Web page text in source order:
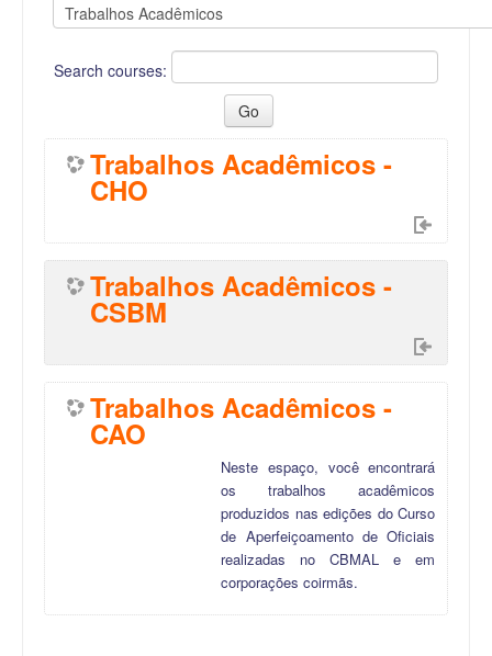
Search courses:
Trabalhos Acadêmicos -
CHO
Trabalhos Acadêmicos -
CSBM
Trabalhos Acadêmicos -
CAO
Neste espaço, você encontrará
os trabalhos acadêmicos
produzidos nas edições do Curso
de Aperfeiçoamento de Oficiais
realizadas no CBMAL e em
corporações coirmãs.